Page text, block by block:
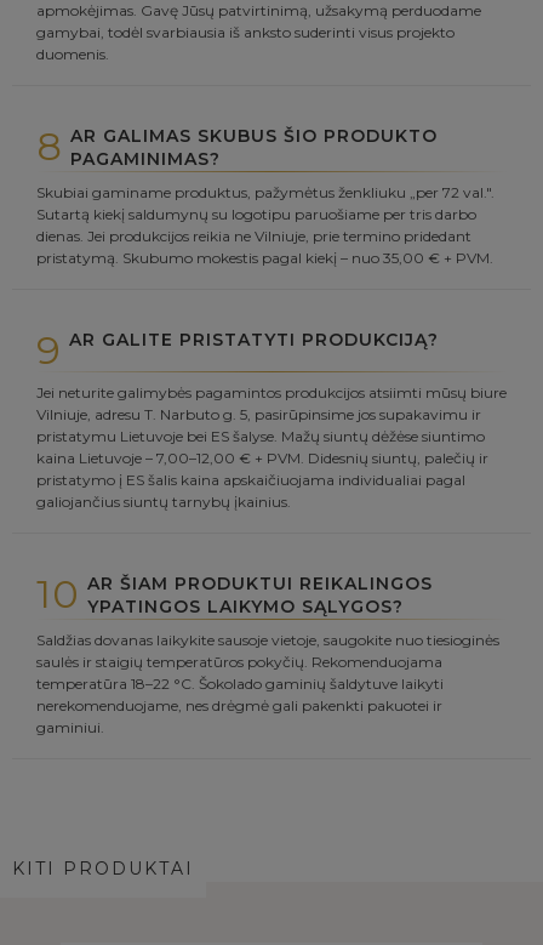
apmokėjimas. Gavę Jūsų patvirtinimą, užsakymą perduodame
gamybai, todėl svarbiausia iš anksto suderinti visus projekto
duomenis.
8 AR GALIMAS SKUBUS ŠIO PRODUKTO
PAGAMINIMAS?
Skubiai gaminame produktus, pažymėtus ženkliuku „per 72 val.".
Sutartą kiekį saldumynų su logotipu paruošiame per tris darbo
dienas. Jei produkcijos reikia ne Vilniuje, prie termino pridedant
pristatymą. Skubumo mokestis pagal kiekį – nuo 35,00 € + PVM.
9 AR GALITE PRISTATYTI PRODUKCIJĄ?
Jei neturite galimybės pagamintos produkcijos atsiimti mūsų biure
Vilniuje, adresu T. Narbuto g. 5, pasirūpinsime jos supakavimu ir
pristatymu Lietuvoje bei ES šalyse. Mažų siuntų dėžėse siuntimo
kaina Lietuvoje – 7,00–12,00 € + PVM. Didesnių siuntų, palečių ir
pristatymo į ES šalis kaina apskaičiuojama individualiai pagal
galiojančius siuntų tarnybų įkainius.
10 AR ŠIAM PRODUKTUI REIKALINGOS
YPATINGOS LAIKYMO SĄLYGOS?
Saldžias dovanas laikykite sausoje vietoje, saugokite nuo tiesioginės
saulės ir staigių temperatūros pokyčių. Rekomenduojama
temperatūra 18–22 °C. Šokolado gaminių šaldytuve laikyti
nerekomenduojame, nes drėgmė gali pakenkti pakuotei ir
gaminiui.
KITI PRODUKTAI